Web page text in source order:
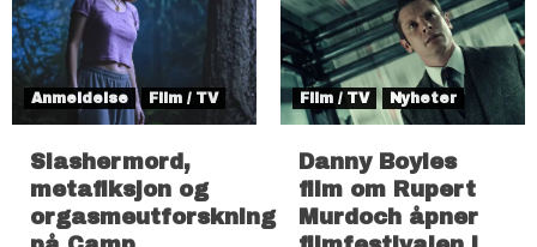
Anmeldelse Film / TV
Slashermord,
metafiksjon og
orgasmeutforskning
Film / TV Nyheter
Danny Boyles
film om Rupert
Murdoch åpner